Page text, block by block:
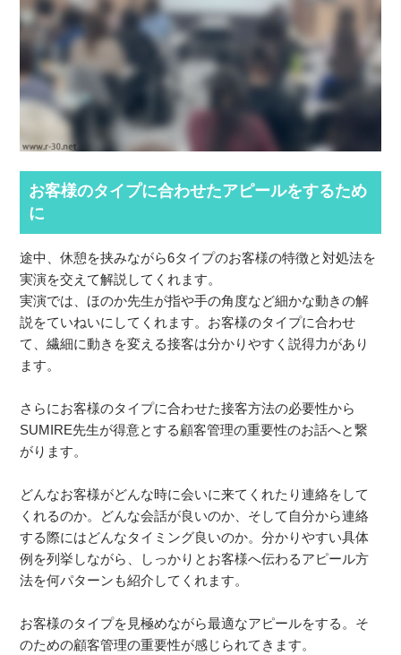
お客様のタイプに合わせたアピールをするため
に
途中、休憩を挟みながら6タイプのお客様の特徴と対処法を
実演を交えて解説してくれます。
実演では、ほのか先生が指や手の角度など細かな動きの解
説をていねいにしてくれます。お客様のタイプに合わせ
て、繊細に動きを変える接客は分かりやすく説得力があり
ます。
さらにお客様のタイプに合わせた接客方法の必要性から
SUMIRE先生が得意とする顧客管理の重要性のお話へと繋
がります。
どんなお客様がどんな時に会いに来てくれたり連絡をして
くれるのか。どんな会話が良いのか、そして自分から連絡
する際にはどんなタイミング良いのか。分かりやすい具体
例を列挙しながら、しっかりとお客様へ伝わるアピール方
法を何パターンも紹介してくれます。
お客様のタイプを見極めながら最適なアピールをする。そ
のための顧客管理の重要性が感じられてきます。